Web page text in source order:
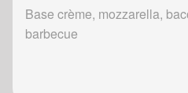
Base crème, mozzarella,
barbecue